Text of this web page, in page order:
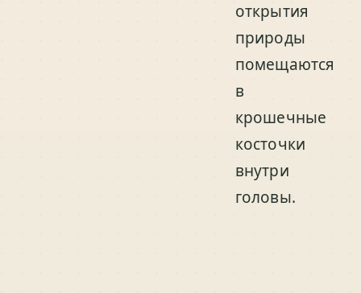
открытия
природы
помещаются
в
крошечные
косточки
внутри
головы.